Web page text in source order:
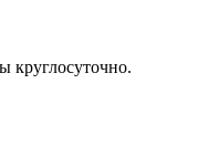
круглосуточно.